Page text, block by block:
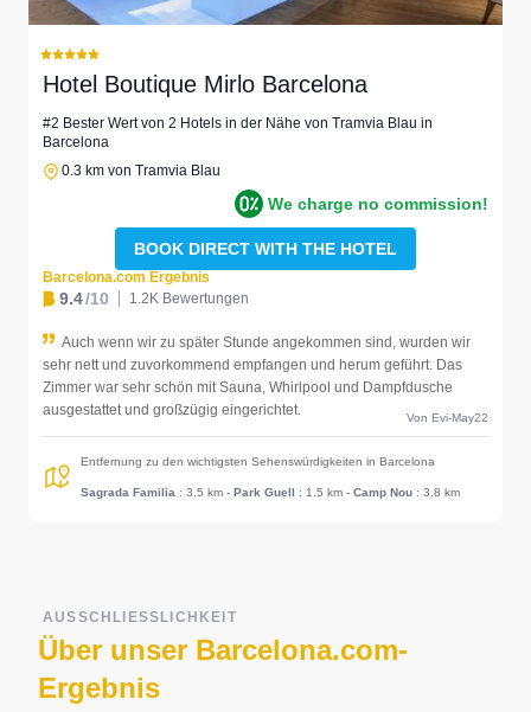
Hotel Boutique Mirlo Barcelona
#2 Bester Wert von 2 Hotels in der Nähe von Tramvia Blau in
Barcelona
0.3 km von Tramvia Blau
We charge no commission!
BOOK DIRECT WITH THE HOTEL
Barcelona.com Ergebnis
9.4/10 1.2K Bewertungen
Auch wenn wir zu später Stunde angekommen sind, wurden wir
sehr nett und zuvorkommend empfangen und herum geführt. Das
Zimmer war sehr schön mit Sauna, Whirlpool und Dampfdusche
ausgestattet und großzügig eingerichtet.
Von Evi-May22
Entfernung zu den wichtigsten Sehenswürdigkeiten in Barcelona
Sagrada Familia : 3.5 km - Park Guell : 1.5 km - Camp Nou : 3.8 km
AUSSCHLIESSLICHKEIT
Über unser Barcelona.com-
Ergebnis